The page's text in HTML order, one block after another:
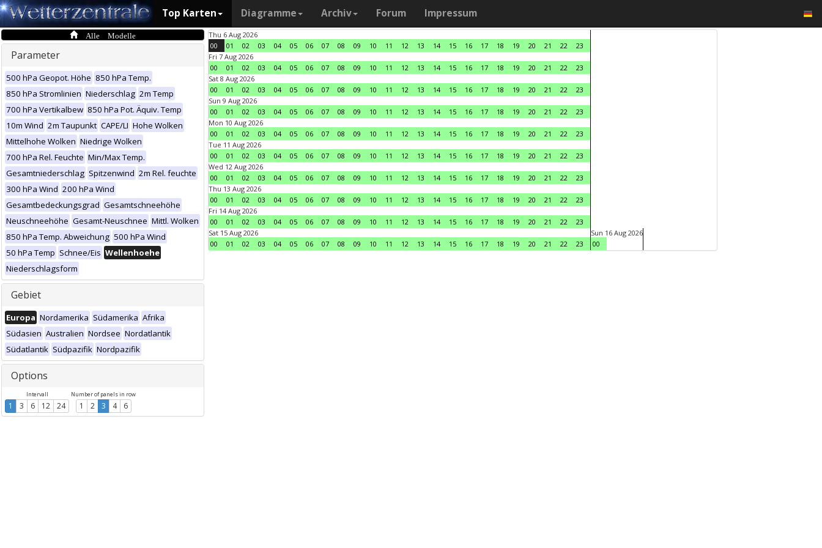
Top Karten Diagramme Archiv Forum Impressum
Alle Modelle
Parameter
500 hPa Geopot. Höhe 850 hPa Temp.
850 hPa Stromlinien Niederschlag 2m Temp
700 hPa Vertikalbew 850 hPa Pot. Äquiv. Temp
10m Wind 2m Taupunkt CAPE/LI Hohe Wolken
Mittelhohe Wolken Niedrige Wolken
700 hPa Rel. Feuchte Min/Max Temp.
Gesamtniederschlag Spitzenwind 2m Rel. feuchte
300 hPa Wind 200 hPa Wind
Gesamtbedeckungsgrad Gesamtschneehöhe
Neuschneehöhe Gesamt-Neuschnee Mittl. Wolken
850 hPa Temp. Abweichung 500 hPa Wind
50 hPa Temp Schnee/Eis Wellenhoehe
Niederschlagsform
Gebiet
Europa Nordamerika Südamerika Afrika
Südasien Australien Nordsee Nordatlantik
Südatlantik Südpazifik Nordpazifik
Options
Intervall
1 3 6 12 24
Number of panels in row
1 2 3 4 6
Thu 6 Aug 2026
00
01 02 03 04 05 06 07 08 09 10 11 12 13 14 15 16 17 18 19 20 21 22
23
Fri 7 Aug 2026
00
01 02 03 04 05 06 07 08 09 10 11 12 13 14 15 16 17 18 19 20 21 22
23
Sat 8 Aug 2026
00
01 02 03 04 05 06 07 08 09 10 11 12 13 14 15 16 17 18 19 20 21 22
23
Sun 9 Aug 2026
00
01 02 03 04 05 06 07 08 09 10 11 12 13 14 15 16 17 18 19 20 21 22
23
Mon 10 Aug 2026
00
01 02 03 04 05 06 07 08 09 10 11 12 13 14 15 16 17 18 19 20 21 22
23
Tue 11 Aug 2026
00
01 02 03 04 05 06 07 08 09 10 11 12 13 14 15 16 17 18 19 20 21 22
23
Wed 12 Aug 2026
00
01 02 03 04 05 06 07 08 09 10 11 12 13 14 15 16 17 18 19 20 21 22
23
Thu 13 Aug 2026
00
01 02 03 04 05 06 07 08 09 10 11 12 13 14 15 16 17 18 19 20 21 22
23
Fri 14 Aug 2026
00
01 02 03 04 05 06 07 08 09 10 11 12 13 14 15 16 17 18 19 20 21 22
23
Sat 15 Aug 2026
00
01 02 03 04 05 06 07 08 09 10 11 12 13 14 15 16 17 18 19 20 21 22 23
Sun 16 Aug 2026
00